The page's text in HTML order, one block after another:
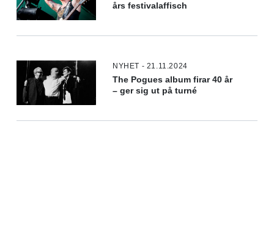
års festivalaffisch
NYHET - 21.11.2024
The Pogues album firar 40 år
– ger sig ut på turné